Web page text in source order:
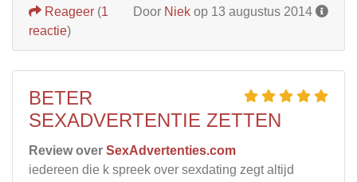
Door Niek op 13 augustus 2014
Reageer (1
reactie)
BETER
SEXADVERTENTIE ZETTEN
Review over SexAdvertenties.com
iedereen die k spreek over sexdating zegt altijd